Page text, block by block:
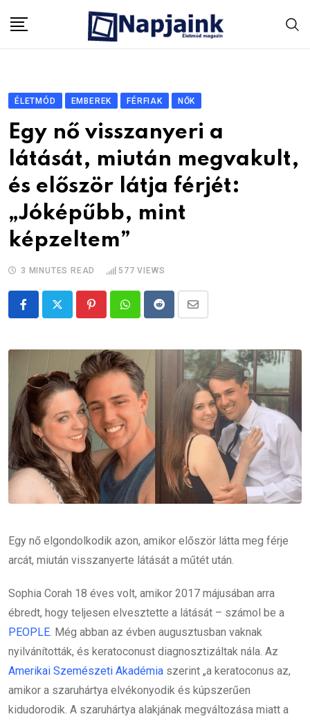
ÉLETMÓD EMBEREK FÉRFIAK NŐK
Egy nő visszanyeri a
látását, miután megvakult,
és először látja férjét:
„Jóképűbb, mint
képzeltem”
3 MINUTES READ 577 VIEWS
PinterestWhatsappRedditShare
Email
Egy nő elgondolkodik azon, amikor először látta meg férje
arcát, miután visszanyerte látását a műtét után.
Sophia Corah 18 éves volt, amikor 2017 májusában arra
ébredt, hogy teljesen elvesztette a látását – számol be a
PEOPLE . Még abban az évben augusztusban vaknak
nyilvánították, és keratoconust diagnosztizáltak nála. Az
Amerikai Szemészeti Akadémia szerint „a keratoconus az,
amikor a szaruhártya elvékonyodik és kúpszerűen
kidudorodik. A szaruhártya alakjának megváltozása miatt a